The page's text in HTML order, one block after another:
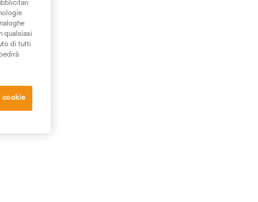
qualsiasi
di tutti
cookie